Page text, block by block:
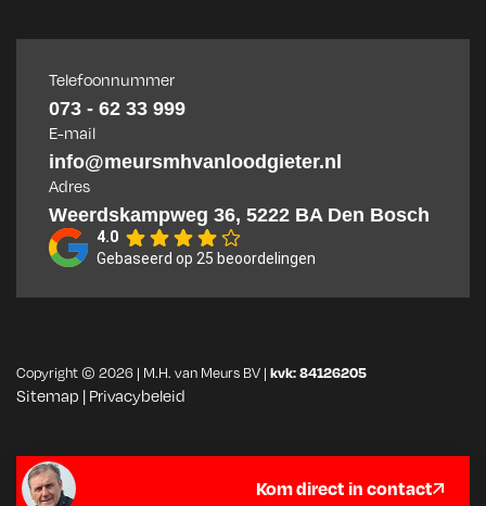
Telefoonnummer
073 - 62 33 999
E-mail
info@meursmhvanloodgieter.nl
Adres
Weerdskampweg 36, 5222 BA Den Bosch
4.0
Gebaseerd op 25 beoordelingen
Copyright © 2026 | M.H. van Meurs BV | kvk: 84126205
Sitemap | Privacybeleid
Kom direct in contact